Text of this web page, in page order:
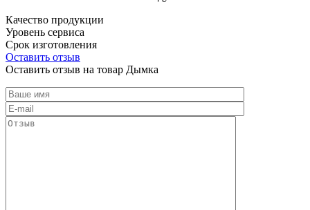
Качество продукции
Уровень сервиса
Срок изготовления
Оставить отзыв
Оставить отзыв на товар Дымка